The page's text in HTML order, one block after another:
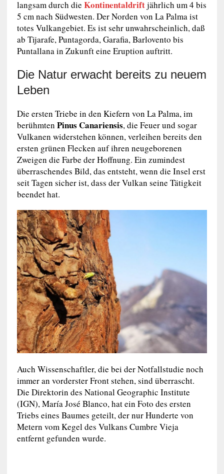
langsam durch die Kontinentaldriftjährlich um 4 bis
5 cm nach Südwesten. Der Norden von La Palma ist
totes Vulkangebiet. Es ist sehr unwahrscheinlich, daß
ab Tijarafe, Puntagorda, Garafia, Barlovento bis
Puntallana in Zukunft eine Eruption auftritt.
Die Natur erwacht bereits zu neuem
Leben
Die ersten Triebe in den Kiefern von La Palma, im
berühmten Pinus Canariensis, die Feuer und sogar
Vulkanen widerstehen können, verleihen bereits den
ersten grünen Flecken auf ihren neugeborenen
Zweigen die Farbe der Hoffnung. Ein zumindest
überraschendes Bild, das entsteht, wenn die Insel erst
seit Tagen sicher ist, dass der Vulkan seine Tätigkeit
beendet hat.
Auch Wissenschaftler, die bei der Notfallstudie noch
immer an vorderster Front stehen, sind überrascht.
Die Direktorin des National Geographic Institute
(IGN), María José Blanco, hat ein Foto des ersten
Triebs eines Baumes geteilt, der nur Hunderte von
Metern vom Kegel des Vulkans Cumbre Vieja
entfernt gefunden wurde.